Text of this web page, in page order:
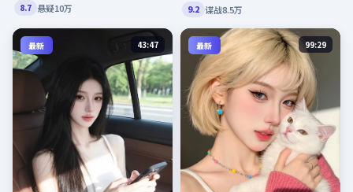
8.7 悬疑10万 9.2 谍战8.5万
最新 43:47 最新 99:29